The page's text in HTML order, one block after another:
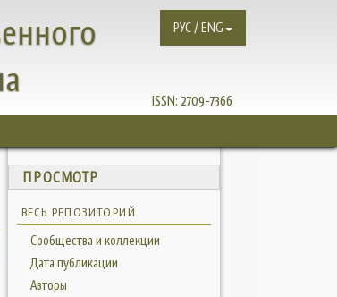
ISSN: 2709-7366
РУС / ENG
ПРОСМОТР
ВЕСЬ РЕПОЗИТОРИЙ
Сообщества и коллекции
Дата публикации
Авторы